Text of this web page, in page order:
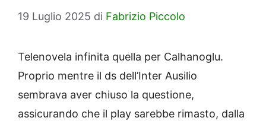
19 Luglio 2025 di Fabrizio Piccolo
Telenovela infinita quella per Calhanoglu.
Proprio mentre il ds dell’Inter Ausilio
sembrava aver chiuso la questione,
assicurando che il play sarebbe rimasto, dalla